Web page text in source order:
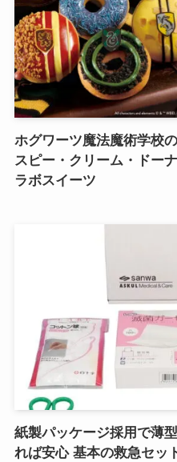
ホグワーツ魔法魔術学校
スピー・クリーム・ドー
ラボスイーツ
紙製パッケージ採用で薄
れば安心 基本の救急セッ